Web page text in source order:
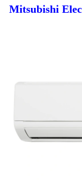
Mitsubishi